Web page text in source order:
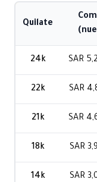
Quilate
24k SAR
22k SAR
21k SAR
18k SAR
14k SAR